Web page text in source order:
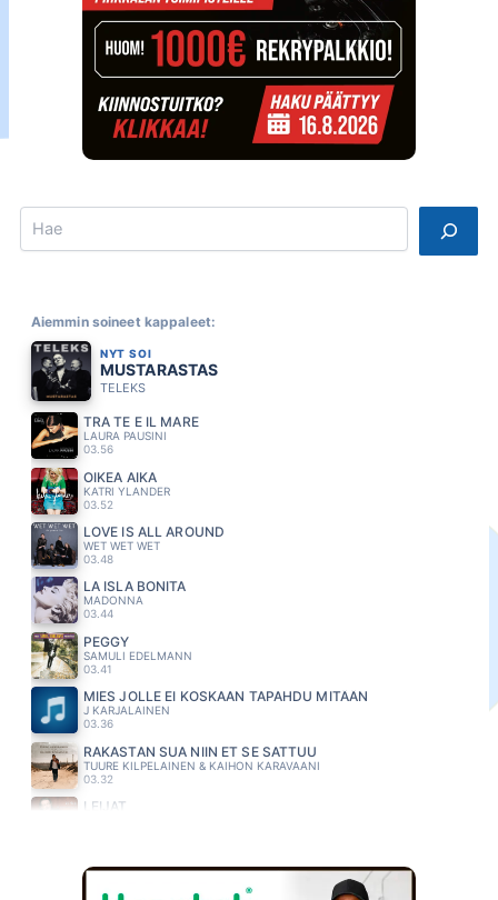
Search
Aiemmin soineet kappaleet:
NYT SOI
MUSTARASTAS
TELEKS
TRA TE E IL MARE
LAURA PAUSINI
03.56
OIKEA AIKA
KATRI YLANDER
03.52
LOVE IS ALL AROUND
WET WET WET
03.48
LA ISLA BONITA
MADONNA
03.44
PEGGY
SAMULI EDELMANN
03.41
MIES JOLLE EI KOSKAAN TAPAHDU MITÄÄN
J KARJALAINEN
03.36
RAKASTAN SUA NIIN ET SE SATTUU
TUURE KILPELAINEN & KAIHON KARAVAANI
03.32
LEIJAT
EAGLES